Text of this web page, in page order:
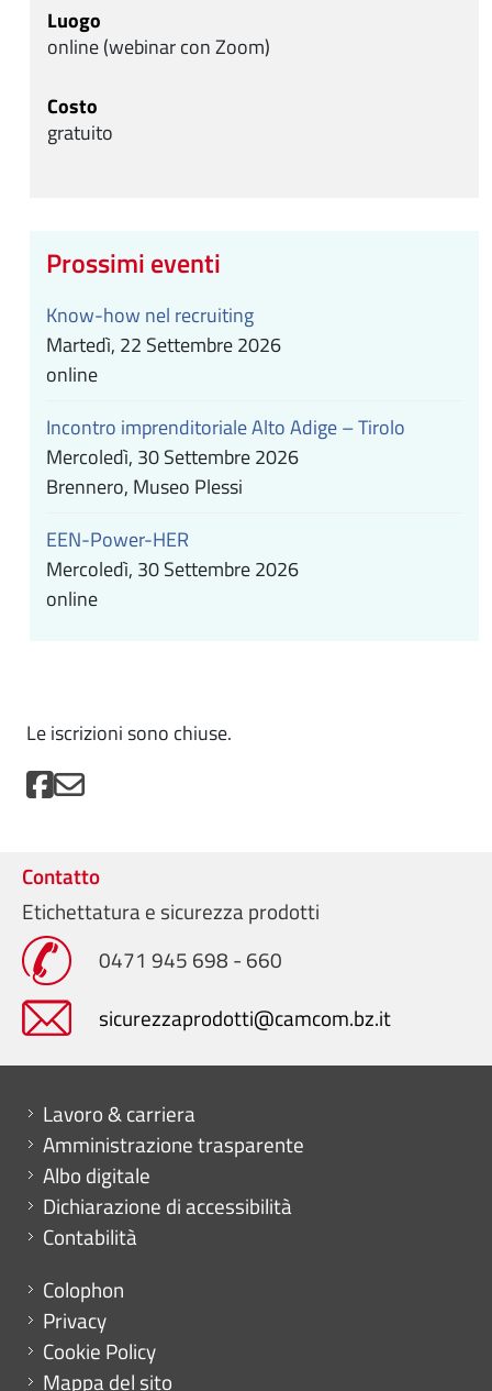
Luogo
online (webinar con Zoom)
Costo
gratuito
Prossimi eventi
Know-how nel recruiting
Martedì, 22 Settembre 2026
online
Incontro imprenditoriale Alto Adige – Tirolo
Mercoledì, 30 Settembre 2026
Brennero, Museo Plessi
EEN-Power-HER
Mercoledì, 30 Settembre 2026
online
Le iscrizioni sono chiuse.
Contatto
Etichettatura e sicurezza prodotti
0471 945 698 - 660
sicurezzaprodotti@camcom.bz.it
Mini menu di servizio
Lavoro & carriera
Amministrazione trasparente
Albo digitale
Dichiarazione di accessibilità
Contabilità
Menu footer
Colophon
Privacy
Cookie Policy
Mappa del sito